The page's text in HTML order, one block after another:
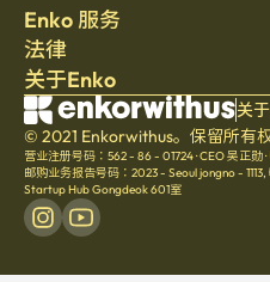
Enko 服务
搜索房源
床上用品
博客
帮助中心
法律
隐私政策
服务条款
取消与退款政策
关于Enko
公司介绍
招聘
文化
关
© 2021 Enkorwithus。保留所有
营业注册号码：562 - 86 - 01724·CEO 吴正勋·
邮购业务报告号码：2023 - Seoul jongno - 1113,
Startup Hub Gongdeok 601室